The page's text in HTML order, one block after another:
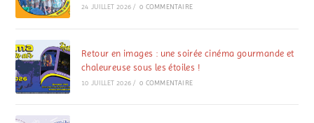
24 JUILLET 2026 / 0 COMMENTAIRE
Retour en images : une soirée cinéma gourmande et
chaleureuse sous les étoiles !
10 JUILLET 2026 / 0 COMMENTAIRE